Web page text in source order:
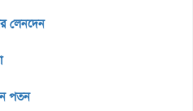
লেনদেন
পতন